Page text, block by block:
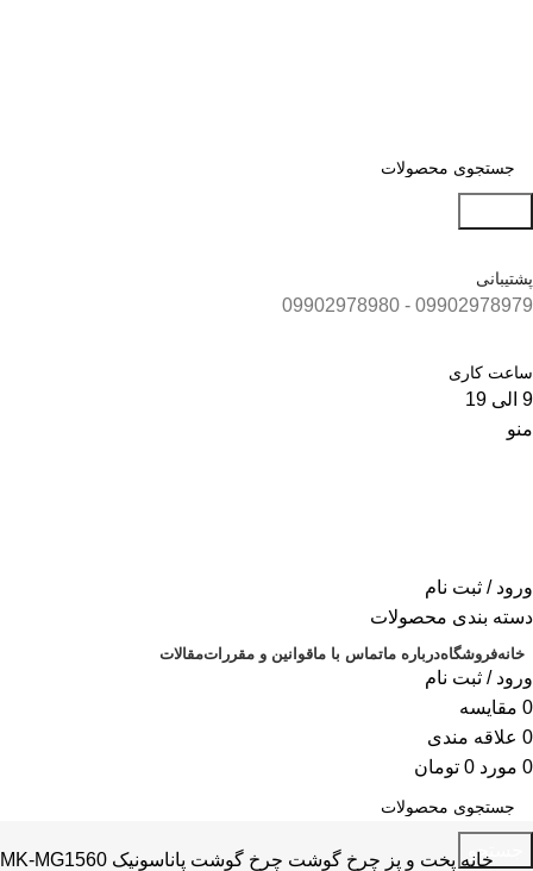
پشتیبانی
09902978979 - 09902978980
ساعت کاری
9 الی 19
منو
ورود / ثبت نام
دسته بندی محصولات
خانهفروشگاهدرباره ماتماس با ماقوانین و مقرراتمقالات
ورود / ثبت نام
0 مقايسه
0 علاقه مندی
0 مورد 0 تومان
جستجوخانه پخت و پز چرخ گوشت چرخ گوشت پاناسونیک MK-MG1560